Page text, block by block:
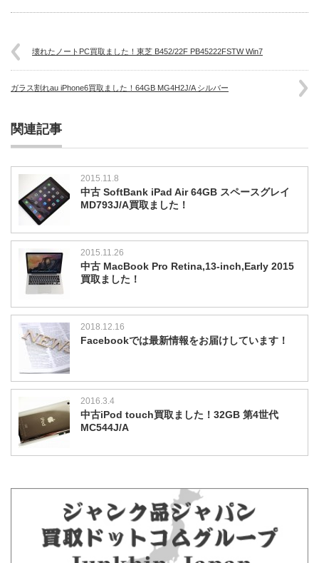
壊れたノートPC買取ました！東芝 B452/22F PB45222FSTW Win7
ガラス割れau iPhone6買取ました！64GB MG4H2J/A シルバー
関連記事
2015.11.8
中古 SoftBank iPad Air 64GB スペースグレイ
MD793J/A買取ました！
2015.11.26
中古 MacBook Pro Retina,13-inch,Early 2015
買取ました！
2018.12.16
Facebookでは最新情報をお届けしています！
2016.3.4
中古iPod touch買取ました！32GB 第4世代
MC544J/A